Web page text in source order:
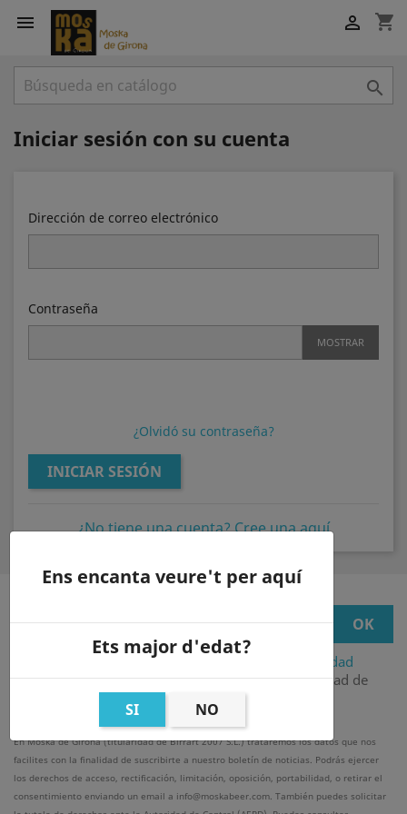
 shopping_cart


Iniciar sesión con su cuenta
Dirección de correo electrónico
Contraseña
MOSTRAR
¿Olvidó su contraseña?
INICIAR SESIÓN
¿No tiene una cuenta? Cree una aquí
He leído, entiendo y acepto la
política de privacidad
Acepto el tratamiento de mis datos con la finalidad de
recibir comunicaciones comerciales
En Moska de Girona (titularidad de Birrart 2007 S.L.) trataremos los datos que nos
facilites con la finalidad de suscribirte a nuestro boletín de noticias. Podrás ejercer
los derechos de acceso, rectificación, limitación, oposición, portabilidad, o retirar el
consentimiento enviando un email a info@moskabeer.com. También puedes solicitar
Ens encanta veure't per aquí
Ets major d'edat?
SI NO